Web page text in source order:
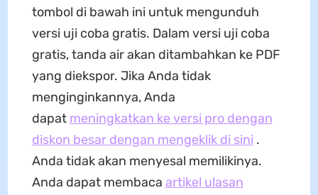
tombol di bawah ini untuk mengunduh
versi uji coba gratis. Dalam versi uji coba
gratis, tanda air akan ditambahkan ke PDF
yang diekspor. Jika Anda tidak
menginginkannya, Anda
dapat meningkatkan ke versi pro dengan
diskon besar dengan mengeklik di sini .
Anda tidak akan menyesal memilikinya.
Anda dapat membaca artikel ulasan